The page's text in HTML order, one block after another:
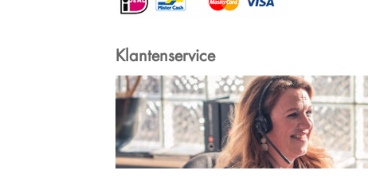
Klantenservice